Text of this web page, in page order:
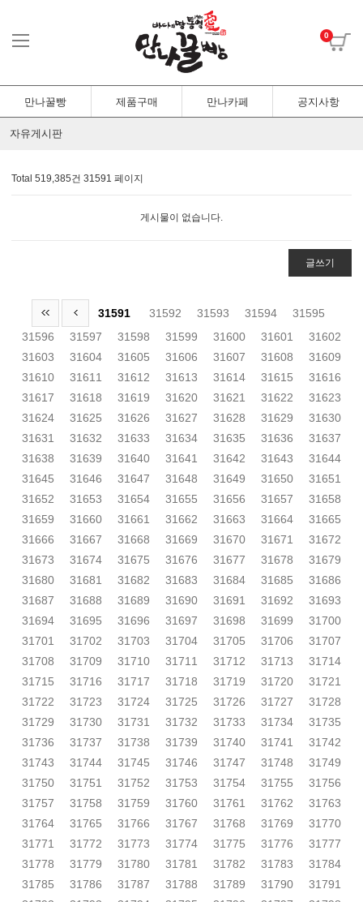
0
만나꿀빵 제품구매 만나카페 공지사항
자유게시판
Total 519,385건 31591 페이지
게시물이 없습니다.
글쓰기
31591 31592 31593 31594
31595
31596
31597 31598 31599 31600 31601
31602
31603
31604 31605 31606 31607 31608
31609
31610
31611 31612 31613 31614 31615
31616
31617
31618 31619 31620 31621 31622
31623
31624
31625 31626 31627 31628 31629
31630
31631
31632 31633 31634 31635 31636
31637
31638
31639 31640 31641 31642 31643
31644
31645
31646 31647 31648 31649 31650
31651
31652
31653 31654 31655 31656 31657
31658
31659
31660 31661 31662 31663 31664
31665
31666
31667 31668 31669 31670 31671
31672
31673
31674 31675 31676 31677 31678
31679
31680
31681 31682 31683 31684 31685
31686
31687
31688 31689 31690 31691 31692
31693
31694
31695 31696 31697 31698 31699
31700
31701
31702 31703 31704 31705 31706
31707
31708
31709 31710 31711 31712 31713
31714
31715
31716 31717 31718 31719 31720
31721
31722
31723 31724 31725 31726 31727
31728
31729
31730 31731 31732 31733 31734
31735
31736
31737 31738 31739 31740 31741
31742
31743
31744 31745 31746 31747 31748
31749
31750
31751 31752 31753 31754 31755
31756
31757
31758 31759 31760 31761 31762
31763
31764
31765 31766 31767 31768 31769
31770
31771
31772 31773 31774 31775 31776
31777
31778
31779 31780 31781 31782 31783
31784
31785
31786 31787 31788 31789 31790
31791